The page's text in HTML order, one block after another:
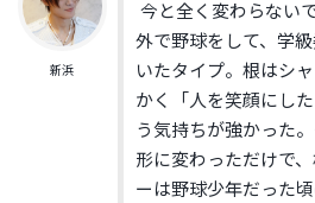
新浜
今と全く変わらない
外で野球をして、学
いたタイプ。根はシ
かく「人を笑顔にし
う気持ちが強かった
形に変わっただけで
ーは野球少年だった頃